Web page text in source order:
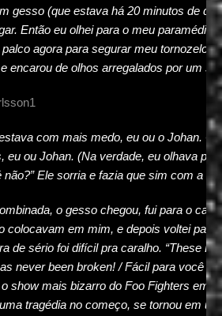
gesso (que estava há 20 minutos de
Então eu olhei para o meu
agora para segurar meu tornozelo
encarou de olhos arregalados por um
com mais medo, eu ou o Johan.
eu ou Johan. (Na verdade, eu olhava
não?” Ele sorria e fazia que sim com a
o gesso chegou, fui para o
colocavam em mim, e depois voltei
de sério foi difícil pra caralho. “These
never been broken! / Fácil para você
show mais bizarro do Foo Fighters em
tragédia no começo, se tornou em